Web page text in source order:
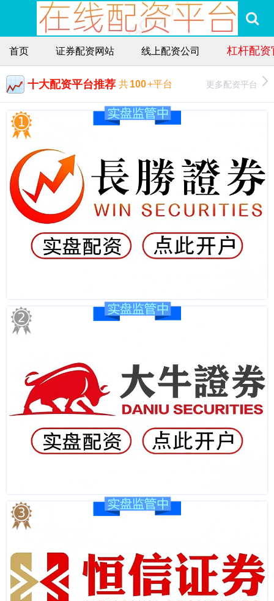
首页 证券配资网站 线上配资公司 杠杆配资
十大配资平台推荐 共100+平台 更多配资平台